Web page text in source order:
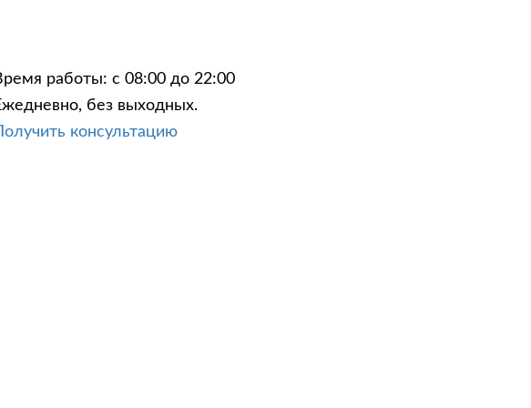
работы: с 08:00 до 22:00
без выходных.
консультацию
C-max (Форд С-макс) в